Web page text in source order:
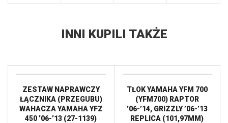
INNI KUPILI TAKŻE
ZESTAW NAPRAWCZY
ŁĄCZNIKA (PRZEGUBU)
WAHACZA YAMAHA YFZ
450 ’06-’13 (27-1139)
TŁOK YAMAHA YFM 700
(YFM700) RAPTOR
’06-’14, GRIZZLY ’06-’13
REPLICA (101,97MM)